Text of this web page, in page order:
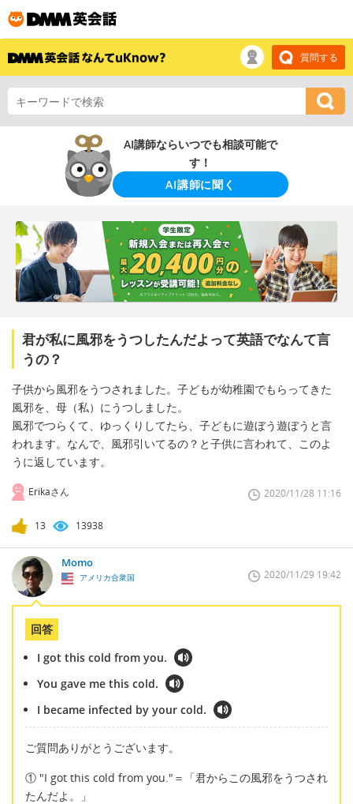
質問する
AI講師ならいつでも相談可能で
す！
AI講師に聞く
君が私に風邪をうつしたんだよって英語でなんて言
うの？
子供から風邪をうつされました。子どもが幼稚園でもらってきた
風邪を、母（私）にうつしました。
風邪でつらくて、ゆっくりしてたら、子どもに遊ぼう遊ぼうと言
われます。なんで、風邪引いてるの？と子供に言われて、このよ
うに返しています。
Erikaさん 2020/11/28 11:16
13 13938
Momo
アメリカ合衆国 2020/11/29 19:42
回答
I got this cold from you.
You gave me this cold.
I became infected by your cold.
ご質問ありがとうございます。
① "I got this cold from you."＝「君からこの風邪をうつされ
たんだよ。」